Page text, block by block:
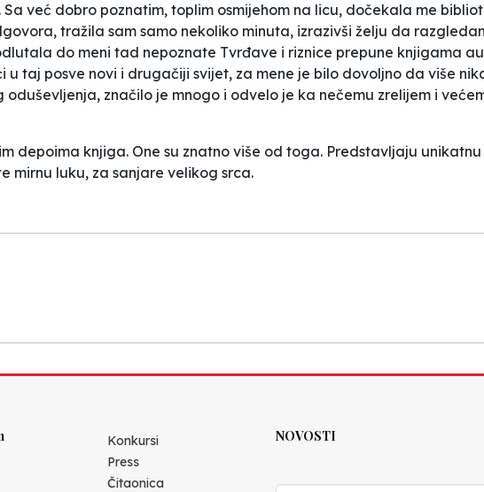
već dobro poznatim, toplim osmijehom na licu, dočekala me
tražila sam samo nekoliko minuta, izrazivši želju da
do meni tad nepoznate Tvrđave i riznice prepune knjigama
taj posve novi i drugačiji svijet, za mene je bilo dovoljno da više
značilo je mnogo i odvelo je ka nečemu zrelijem i
depoima knjiga. One su znatno više od toga. Predstavljaju
mirnu luku, za sanjare velikog srca.
Konkursi
Press
Čitaonica
NOVOSTI